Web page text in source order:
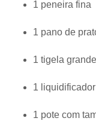
1 peneira fina
1 pano de
1 tigela grande
1
1 pote com